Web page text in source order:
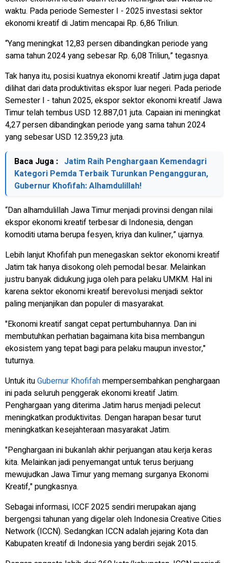
waktu. Pada periode Semester I - 2025 investasi sektor
ekonomi kreatif di Jatim mencapai Rp. 6,86 Triliun.
“Yang meningkat 12,83 persen dibandingkan periode yang
sama tahun 2024 yang sebesar Rp. 6,08 Triliun,” tegasnya.
Tak hanya itu, posisi kuatnya ekonomi kreatif Jatim juga dapat
dilihat dari data produktivitas ekspor luar negeri. Pada periode
Semester I - tahun 2025, ekspor sektor ekonomi kreatif Jawa
Timur telah tembus USD 12.887,01 juta. Capaian ini meningkat
4,27 persen dibandingkan periode yang sama tahun 2024
yang sebesar USD 12.359,23 juta.
Baca Juga : Jatim Raih Penghargaan Kemendagri
Kategori Pemda Terbaik Turunkan Pengangguran,
Gubernur Khofifah: Alhamdulillah!
“Dan alhamdulillah Jawa Timur menjadi provinsi dengan nilai
ekspor ekonomi kreatif terbesar di Indonesia, dengan
komoditi utama berupa fesyen, kriya dan kuliner,” ujarnya.
Lebih lanjut Khofifah pun menegaskan sektor ekonomi kreatif
Jatim tak hanya disokong oleh pemodal besar. Melainkan
justru banyak didukung juga oleh para pelaku UMKM. Hal ini
karena sektor ekonomi kreatif berevolusi menjadi sektor
paling menjanjikan dan populer di masyarakat.
"Ekonomi kreatif sangat cepat pertumbuhannya. Dan ini
membutuhkan perhatian bagaimana kita bisa membangun
ekosistem yang tepat bagi para pelaku maupun investor,"
tuturnya.
Untuk ituGubernur Khofifahmempersembahkan penghargaan
ini pada seluruh penggerak ekonomi kreatif Jatim.
Penghargaan yang diterima Jatim harus menjadi pelecut
meningkatkan produktivitas. Dengan harapan besar turut
meningkatkan kesejahteraan masyarakat Jatim.
"Penghargaan ini bukanlah akhir perjuangan atau kerja keras
kita. Melainkan jadi penyemangat untuk terus berjuang
mewujudkan Jawa Timur yang memang surganya Ekonomi
Kreatif," pungkasnya.
Sebagai informasi, ICCF 2025 sendiri merupakan ajang
bergengsi tahunan yang digelar oleh Indonesia Creative Cities
Network (ICCN). Sedangkan ICCN adalah jejaring Kota dan
Kabupaten kreatif di Indonesia yang berdiri sejak 2015.